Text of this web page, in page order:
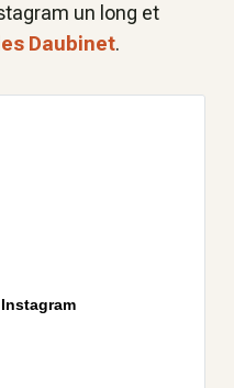
un long et
Daubinet.